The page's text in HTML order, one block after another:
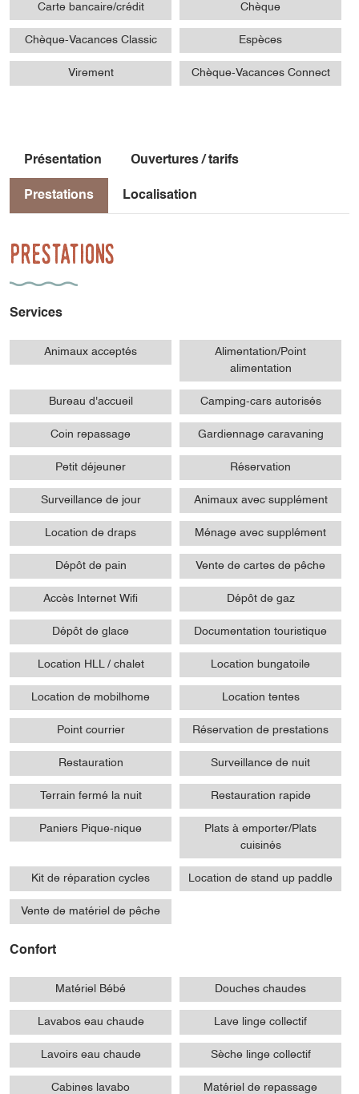
Carte bancaire/crédit Chèque
Chèque-Vacances Classic Espèces
Virement Chèque-Vacances Connect
Présentation Ouvertures / tarifs
Prestations Localisation
Prestations
Services
Animaux acceptés
Alimentation/Point
alimentation
Bureau d'accueil Camping-cars autorisés
Coin repassage Gardiennage caravaning
Petit déjeuner Réservation
Surveillance de jour Animaux avec supplément
Location de draps Ménage avec supplément
Dépôt de pain Vente de cartes de pêche
Accès Internet Wifi Dépôt de gaz
Dépôt de glace Documentation touristique
Location HLL / chalet Location bungatoile
Location de mobilhome Location tentes
Point courrier Réservation de prestations
Restauration Surveillance de nuit
Terrain fermé la nuit Restauration rapide
Paniers Pique-nique
Plats à emporter/Plats
cuisinés
Kit de réparation cycles Location de stand up paddle
Vente de matériel de pêche
Confort
Matériel Bébé Douches chaudes
Lavabos eau chaude Lave linge collectif
Lavoirs eau chaude Sèche linge collectif
Cabines lavabo Matériel de repassage